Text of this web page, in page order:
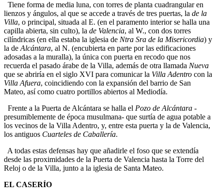
Tiene forma de media luna, con torres de planta cuadrangular en
lienzos y ángulos, al que se accede a través de tres puertas, la de la
Villa, o principal, situada al E. (en el paramento interior se halla una
capilla abierta, sin culto), la de Valencia, al W., con dos torres
cilíndricas (en ella estaba la iglesia de Ntra Sra de la Misericordia) y
la de Alcántara, al N. (encubierta en parte por las edificaciones
adosadas a la muralla), la única con puerta en recodo que nos
recuerda el pasado árabe de la Villa, además de otra llamada Nueva
que se abriría en el siglo XVI para comunicar la Villa Adentro con la
Villa Afuera, coincidiendo con la expansión del barrio de San
Mateo, así como cuatro portillos abiertos al Mediodía.
Frente a la Puerta de Alcántara se halla el Pozo de Alcántara -
presumiblemente de época musulmana- que surtía de agua potable a
los vecinos de la Villa Adentro, y, entre esta puerta y la de Valencia,
los antiguos Cuarteles de Caballería.
A todas estas defensas hay que añadirle el foso que se extendía
desde las proximidades de la Puerta de Valencia hasta la Torre del
Reloj o de la Villa, junto a la iglesia de Santa Mateo.
EL CASERÍO